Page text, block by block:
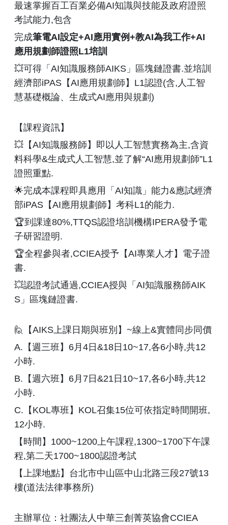
最速掌握百工百業必備AI知識與技能及政府證照
考試能力,包含
完成筆電AI設定+AI應用實例+教AI為我工作+AI
應用規劃師證照L1培訓
💥可得「AI知識服務師AIKS」區塊鏈證書.並培訓
經濟部iPAS【AI應用規劃師】L1認證(含,人工智
慧基礎概論、生成式AI應用與規劃)
【課程資訊】
💥【AI知識服務師】即以人工智慧實務為主,含資
料科學&生成式人工智慧,並了解“AI應用規劃師”L1
證照重點.
🌟完成本課程即具應用「AI知識」能力&應試經濟
部iPAS【AI應用規劃師】考科L1的能力.
🏆到課達80%,TTQS認證培訓機構IPERA發予電
子研習證明.
🏆全程參與者,CCIEA授予【AI專業人才】電子證
書.
💥認證考試通過,CCIEA授與「AI知識服務師AIK
S」區塊鏈證書.
🙋【AIKS上課日期與班別】~線上&實體同步同價
A.【週三班】6月4日&18日10~17,各6小時,共12
小時.
B.【週六班】6月7日&21日10~17,各6小時,共12
小時.
C.【KOL專班】KOL召集15位可依指定時間開班,
12小時.
【時間】1000~1200上午課程,1300~1700下午課
程,第二天1700~1800認證考試
【上課地點】台北市中山區中山北路三段27號13
樓(道法法律事務所)
主辦單位：社團法人中華三創菁英協會CCIEA